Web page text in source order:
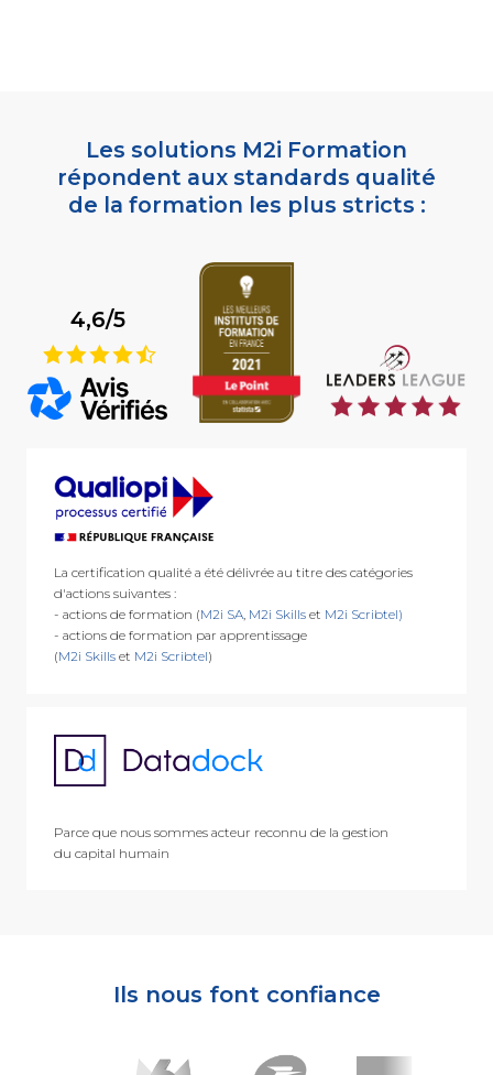
Les solutions M2i Formation
répondent aux standards qualité
de la formation les plus stricts :
4,6/5
9
La certification qualité a été délivrée au titre des catégories
d'actions suivantes :
- actions de formation (M2i SA, M2i Skillset M2i Scribtel)
- actions de formation par apprentissage
(M2i Skillset M2i Scribtel)
Parce que nous sommes acteur reconnu de la gestion
du capital humain
Ils nous font confiance